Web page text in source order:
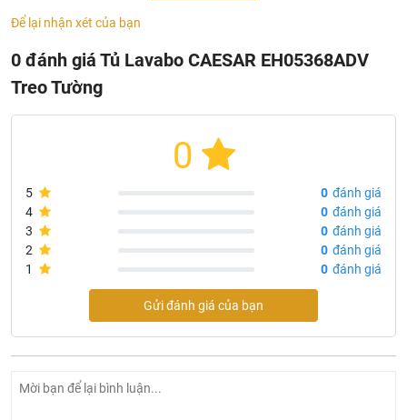
Kích thước tủ: 483x865x450 mm (dài x rộng x cao)
Độ bền cao, có tay cầm đóng mở
Sản phẩm đang được phân phối chính hãng tại siêu thị
thiết bị vệ sinhKhali Nguyen
Hãng sản xuất: CAESAR
Công nghệ sản xuất: Đài Loan
Để lại nhận xét của bạn
0 đánh giá Tủ Lavabo CAESAR EH05368ADV
Treo Tường
0
5 0 đánh giá
4
0 đánh giá
3
0 đánh giá
2
0 đánh giá
1
0 đánh giá
Gửi đánh giá của bạn